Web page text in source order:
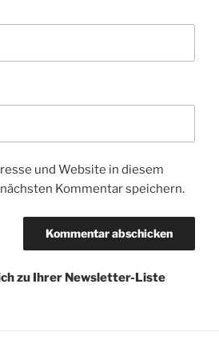
und Website in diesem
Kommentar speichern.
zu Ihrer Newsletter-Liste